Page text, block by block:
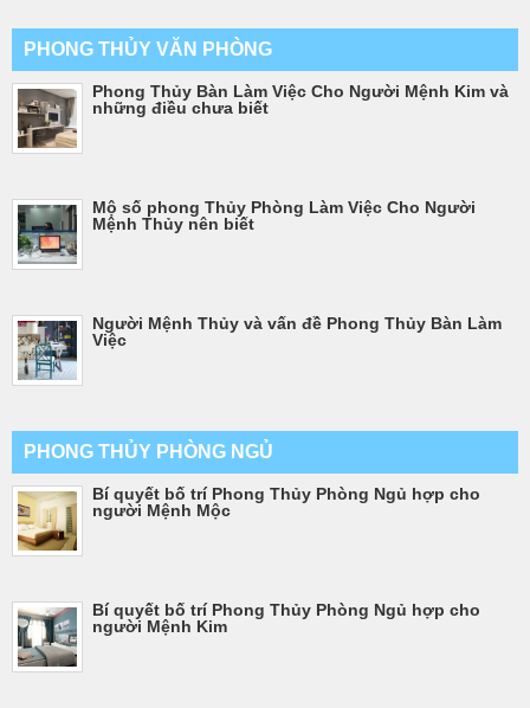
PHONG THỦY VĂN PHÒNG
Phong Thủy Bàn Làm Việc Cho Người Mệnh Kim và
những điều chưa biết
Mộ số phong Thủy Phòng Làm Việc Cho Người
Mệnh Thủy nên biết
Người Mệnh Thủy và vấn đề Phong Thủy Bàn Làm
Việc
PHONG THỦY PHÒNG NGỦ
Bí quyết bố trí Phong Thủy Phòng Ngủ hợp cho
người Mệnh Mộc
Bí quyết bố trí Phong Thủy Phòng Ngủ hợp cho
người Mệnh Kim